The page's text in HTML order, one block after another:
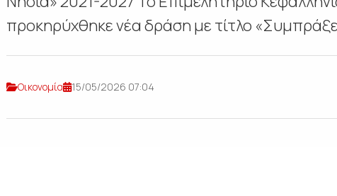
προκηρύχθηκε νέα δράση με τίτλο
Οικονομία 15/05/2026 07:04